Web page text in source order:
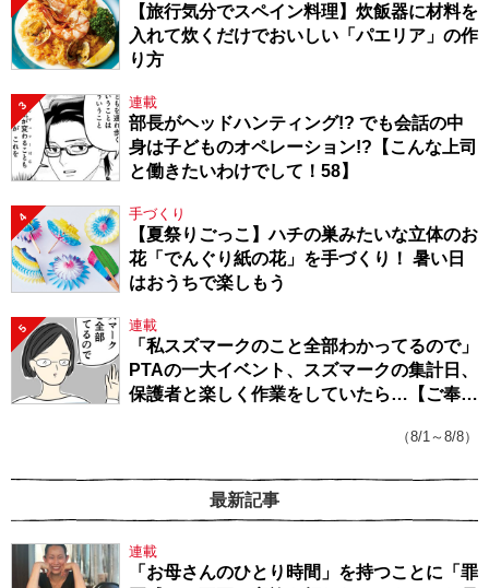
【旅行気分でスペイン料理】炊飯器に材料を
入れて炊くだけでおいしい「パエリア」の作
り方
3 連載
部長がヘッドハンティング!? でも会話の中
身は子どものオペレーション!?【こんな上司
と働きたいわけでして！58】
4 手づくり
【夏祭りごっこ】ハチの巣みたいな立体のお
花「でんぐり紙の花」を手づくり！ 暑い日
はおうちで楽しもう
5 連載
「私スズマークのこと全部わかってるので」
PTAの一大イベント、スズマークの集計日、
保護者と楽しく作業をしていたら…【ご奉仕
（8/1～8/8）
最新記事
連載
「お母さんのひとり時間」を持つことに「罪